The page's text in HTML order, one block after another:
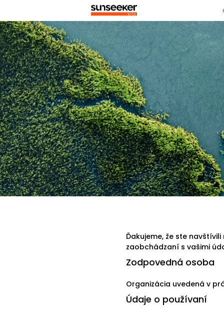
Ďakujeme, že ste
zaobchádzaní s vašimi
Zodpovedná osoba
Organizácia uvedená v
Údaje o používaní